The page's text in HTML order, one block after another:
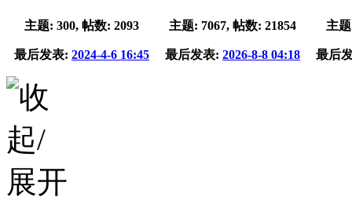
主题: 300, 帖数: 2093
最后发表: 2024-4-6 16:45
主题: 7067, 帖数: 21854
最后发表: 2026-8-8 04:18
主
最后